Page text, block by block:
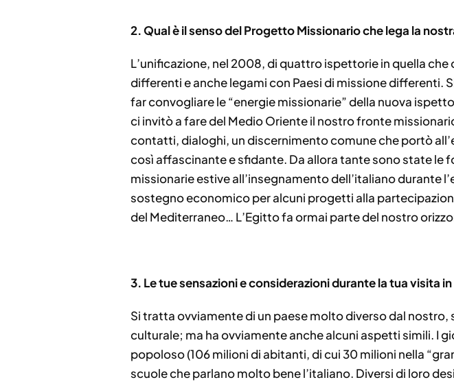
2.⁠Qual è il senso del Progetto Missionario che lega la
L’unificazione, nel 2008, di quattro ispettorie in quella
differenti e anche legami con Paesi di missione differenti.
far convogliare le “energie missionarie” della nuova
ci invitò a fare del Medio Oriente il nostro fronte
contatti, dialoghi, un discernimento comune che portò
così affascinante e sfidante. Da allora tante sono state le
missionarie estive all’insegnamento dell’italiano durante
sostegno economico per alcuni progetti alla
del Mediterraneo… L’Egitto fa ormai parte del nostro
3. ⁠Le tue sensazioni e considerazioni durante la tua visita
Si tratta ovviamente di un paese molto diverso dal
culturale; ma ha ovviamente anche alcuni aspetti simili. I
popoloso (106 milioni di abitanti, di cui 30 milioni nella
scuole che parlano molto bene l’italiano. Diversi di loro